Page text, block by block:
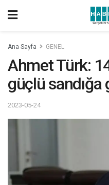
Ana Sayfa GENEL
Ahmet Türk:
güçlü sandığa
2023-05-24